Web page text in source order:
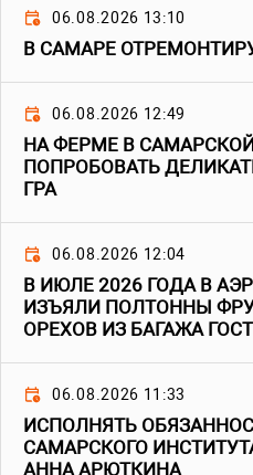
06.08.2026 13:10
В САМАРЕ
06.08.2026 12:49
НА ФЕРМЕ В
ПОПРОБОВАТЬ
ГРА
06.08.2026 12:04
В ИЮЛЕ 2026 ГОДА В
ИЗЪЯЛИ ПОЛТОННЫ
ОРЕХОВ ИЗ БАГАЖА
06.08.2026 11:33
ИСПОЛНЯТЬ
САМАРСКОГО
АННА АРЮТКИНА